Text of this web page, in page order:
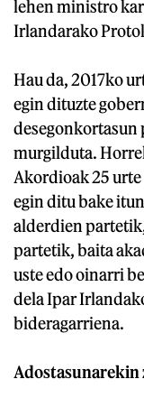
lehen ministro
Irlandarako
Hau da, 2017ko
egin dituzte
murgilduta.
Akordioak 25
egin ditu bake
alderdien
partetik, baita
uste edo oinarri
dela Ipar
bideragarriena.
Adostasunarekin